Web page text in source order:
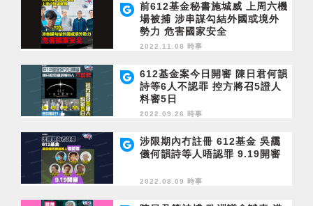
前612基金秘書施城威 上周六機
場被捕 涉串謀勾結外國或境外
勢力 危害國家安全
2022.11.08 時事
612基金案今日開審 陳日君何韻
詩等6人不認罪 控方將召5證人
料審5日
2022.09.26 時事
涉限期內冇註冊 612基金 吳靄
儀何韻詩等人唔認罪 9.19開審
2022.08.09 時事